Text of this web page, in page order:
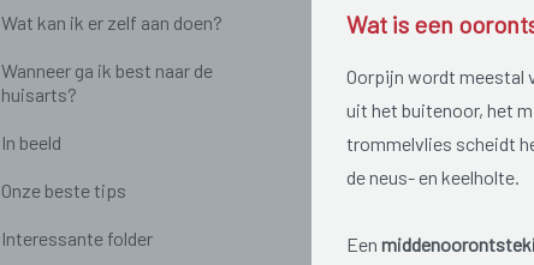
Wat kan ik er zelf aan doen?
Wanneer ga ik best naar de
huisarts?
In beeld
Onze beste tips
Interessante folder
Wat is een
Oorpijn wordt meestal
uit het buitenoor, het
trommelvlies scheidt
de neus- en keelholte.
Een